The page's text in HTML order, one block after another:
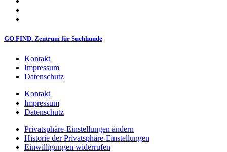
GO.FIND. Zentrum für Suchhunde
Kontakt
Impressum
Datenschutz
Kontakt
Impressum
Datenschutz
Privatsphäre-Einstellungen ändern
Historie der Privatsphäre-Einstellungen
Einwilligungen widerrufen